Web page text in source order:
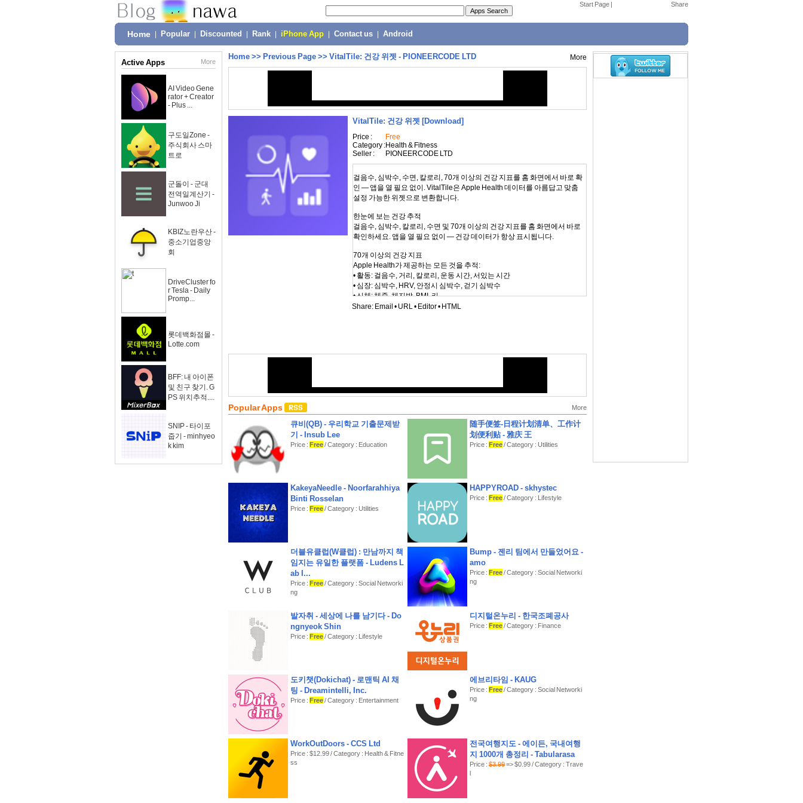
Start Page |
Home Popular Discounted Rank iPhone App Contact us Android
Active Apps More
AI Video Gene
rator + Creator
- Plus ...
구도일Zone -
주식회사 스마
트로
군돌이 - 군대
전역일계산기 -
Junwoo Ji
KBIZ노란우산 -
중소기업중앙
회
DriveCluster fo
r Tesla - Daily
Promp...
롯데백화점몰 -
Lotte.com
BFF: 내 아이폰
및 친구 찾기. G
PS 위치추적....
SNIP - 타이포
줍기 - minhyeo
k kim
Home >> Previous Page >> VitalTile: 건강 위젯 - PIONEERCODE LTD More
VitalTile: 건강 위젯 [Download]
Price :
Free
Category :Health & Fitness
Seller :
PIONEERCODE LTD
걸음수, 심박수, 수면, 칼로리, 70개 이상의 건강 지표를 홈 화면에서 바로 확
인 — 앱을 열 필요 없이. VitalTile은 Apple Health 데이터를 아름답고 맞춤
설정 가능한 위젯으로 변환합니다.
한눈에 보는 건강 추적
걸음수, 심박수, 칼로리, 수면 및 70개 이상의 건강 지표를 홈 화면에서 바로
확인하세요. 앱을 열 필요 없이 — 건강 데이터가 항상 표시됩니다.
70개 이상의 건강 지표
Apple Health가 제공하는 모든 것을 추적:
• 활동: 걸음수, 거리, 칼로리, 운동 시간, 서있는 시간
• 심장: 심박수, HRV, 안정시 심박수, 걷기 심박수
• 신체: 체중, 체지방, BMI, 키
• 수면: 수면 시간, 수면 단계, 취침 시간
8가지 멋진 디스플레이 스타일
완전한 맞춤 설정
• 6가지 아름다운 레이아웃 중 선택
• 텍스트, 아이콘, 배경, 강조에 원하는 색상 선택
• 다양한 글꼴 스타일 중 선택
• 맞춤 테두리 및 아이콘 설정
모든 지표에 개인 목표를 설정하고 하루 종일 진행 상황이 채워지는 것을 지
켜보세요. 홈 화면의 시각적 피드백으로 동기 부여를 유지하세요.
소형 및 중형 위젯
모든 홈 화면 레이아웃에 완벽합니다. 다양한 크기를 혼합하여 이상적인 건
강 대시보드를 만드세요.
프라이버시 최우선
건강 데이터가 기기를 떠나지 않습니다. VitalTile은 Apple Health에서 직접
읽고 모든 것을 로컬에 저장합니다. 계정 없음, 클라우드 동기화 없음, 데이터
수집 없음.
무료로 시작하고 VitalTile Pro로 전체 경험을 잠금 해제하세요:
• 무제한 위젯
• 8가지 디스플레이 스타일 모두
• 차트를 포함한 모든 레이아웃
• 맞춤 색상 및 그라데이션
• 맞춤 글꼴 및 아이콘
• 테두리 맞춤 설정
VitalTile을 다운로드하고 건강 데이터를 아름답게 만드세요.
이용 약관(EULA): https://www.apple.com/legal/internet-
Share: Email • URL• Editor• HTML
Popular Apps More
큐비(QB) - 우리학교 기출문제받
기 - Insub Lee
Price : Free/ Category : Education
随手便签-日程计划清单、工作计
划便利贴 - 雅庆 王
Price : Free/ Category : Utilities
KakeyaNeedle - Noorfarahhiya
Binti Rosselan
Price : Free/ Category : Utilities
HAPPYROAD - skhystec
Price : Free/ Category : Lifestyle
더블유클럽(W클럽) : 만남까지 책
임지는 유일한 플랫폼 - Ludens L
ab I...
Price : Free/ Category : Social Networki
ng
Bump - 젠리 팀에서 만들었어요 -
amo
Price : Free/ Category : Social Networki
ng
발자취 - 세상에 나를 남기다 - Do
ngnyeok Shin
Price : Free/ Category : Lifestyle
디지털온누리 - 한국조폐공사
Price : Free/ Category : Finance
도키챗(Dokichat) - 로맨틱 AI 채
팅 - Dreamintelli, Inc.
Price : Free/ Category : Entertainment
에브리타임 - KAUG
Price : Free/ Category : Social Networki
ng
WorkOutDoors - CCS Ltd
Price : $12.99 / Category : Health & Fitne
ss
전국여행지도 - 에이든, 국내여행
지 1000개 총정리 - Tabularasa
Price : $3.99=> $0.99 / Category : Trave
l